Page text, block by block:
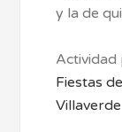
y la de
Fiestas
Villaverde